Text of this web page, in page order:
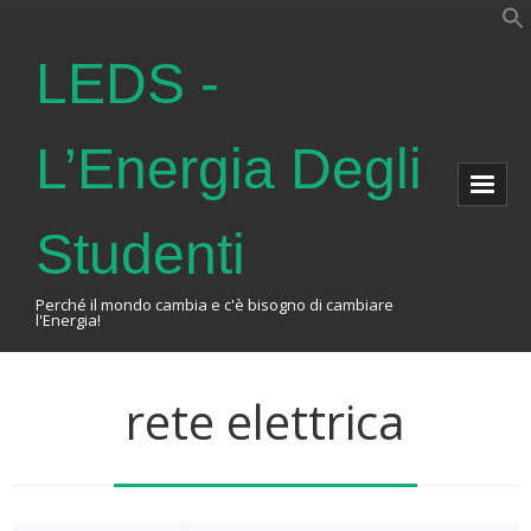
LEDS -
L’Energia Degli
Studenti
Perché il mondo cambia e c'è bisogno di cambiare
l'Energia!
The Association
rete elettrica